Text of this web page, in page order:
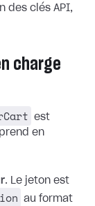
des clés API,
charge
est
en
. Le jeton est
au format